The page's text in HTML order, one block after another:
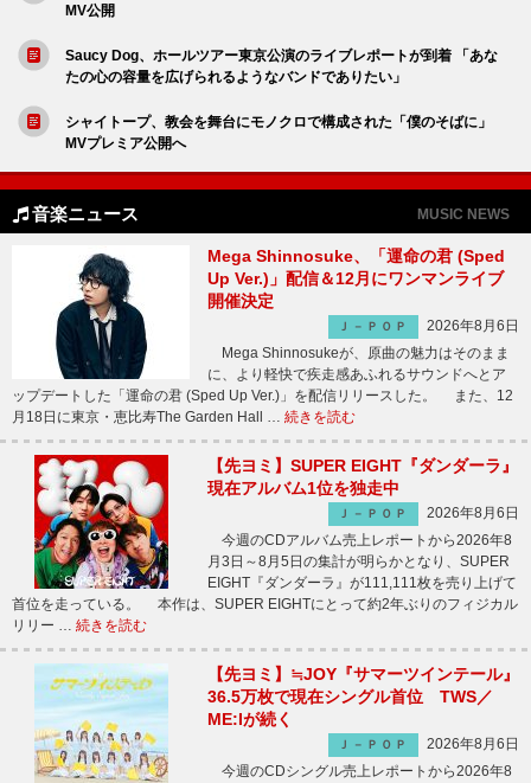
MV公開
Saucy Dog、ホールツアー東京公演のライブレポートが到着 「あな
たの心の容量を広げられるようなバンドでありたい」
シャイトープ、教会を舞台にモノクロで構成された「僕のそばに」
MVプレミア公開へ
音楽ニュース MUSIC NEWS
Mega Shinnosuke、「運命の君 (Sped
Up Ver.)」配信＆12月にワンマンライブ
開催決定
Ｊ－ＰＯＰ
2026年8月6日
Mega Shinnosukeが、原曲の魅力はそのまま
に、より軽快で疾走感あふれるサウンドへとア
ップデートした「運命の君 (Sped Up Ver.)」を配信リリースした。 また、12
月18日に東京・恵比寿The Garden Hall … 続きを読む
【先ヨミ】SUPER EIGHT『ダンダーラ』
現在アルバム1位を独走中
Ｊ－ＰＯＰ
2026年8月6日
今週のCDアルバム売上レポートから2026年8
月3日～8月5日の集計が明らかとなり、SUPER
EIGHT『ダンダーラ』が111,111枚を売り上げて
首位を走っている。 本作は、SUPER EIGHTにとって約2年ぶりのフィジカル
リリー … 続きを読む
【先ヨミ】≒JOY『サマーツインテール』
36.5万枚で現在シングル首位 TWS／
ME:Iが続く
Ｊ－ＰＯＰ
2026年8月6日
今週のCDシングル売上レポートから2026年8